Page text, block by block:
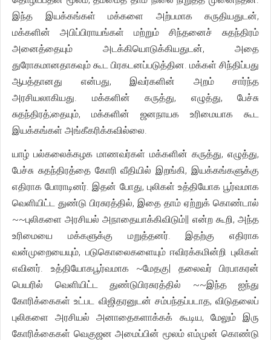
இந்த இயக்கங்கள் மக்களை அற்பமாக கருதியதுடன்,
மக்களின் அபிப்பிராயங்கள் மற்றும் சிந்தனைச் சுதந்திரம்
அனைத்தையும் அடக்கியொடுக்கியதுடன், அதை
துரோகமானதாகவும் கூட பிரகடனப்படுத்தின. மக்கள் சிந்திப்பது
ஆபத்தானது என்பது, இவர்களின் அறம் சார்ந்த
அரசியலாகியது. மக்களின் கருத்து, எழுத்து, பேச்சு
சுதந்திரத்;தையும், மக்களின் ஜனநாயக உரிமையாக கூட
இயக்கங்கள் அங்கீகரிக்கவில்லை.
யாழ் பல்கலைக்கழக மாணவர்கள் மக்களின் கருத்து, எழுத்து,
பேச்சு சுதந்திரத்தை கோரி வீதியில் இறங்கி, இயக்கங்களுக்கு
எதிராக போராடினர். இதன் போது, புலிகள் உத்தியோக பூர்வமாக
வெளியிட்ட துண்டு பிரசுரத்தில், இதை தாம் ஏற்றுக் கொண்டால்
~~புலிகளை அரசியல் அநாதையாக்கிவிடும்|| என்ற கூறி, அந்த
உரிமையை மக்களுக்கு மறுத்தனர். இதற்கு எதிராக
வன்முறையையும், படுகொலைகளையும் ஈவிரக்கமின்றி புலிகள்
எவினர். உத்தியோகபூர்வமாக ~மேதகு| தலைவர் பிரபாகரன்
பெயரில் வெளியிட்ட துண்டுபிரசுரத்தில் ~~இந்த ஐந்து
கோரிக்கைகள் உட்பட விஜிதரனுடன் சம்பந்தப்படாத, விடுதலைப்
புலிகளை அரசியல் அனாதைகளாக்கக் கூடிய, மேலும் இரு
கோரிக்கைகள் வெகுஜன அமைப்பின் மூலம் எம்முன் கொண்டு